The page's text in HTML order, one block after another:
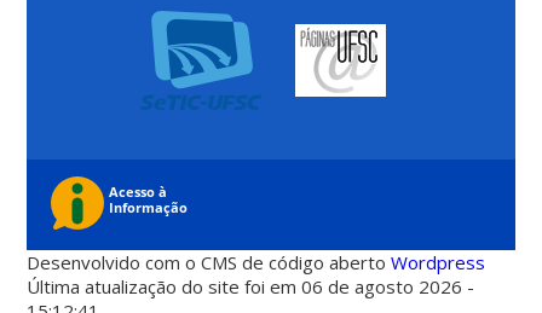
Desenvolvido com o CMS de código abertoWordpress
Última atualização do site foi em 06 de agosto 2026 -